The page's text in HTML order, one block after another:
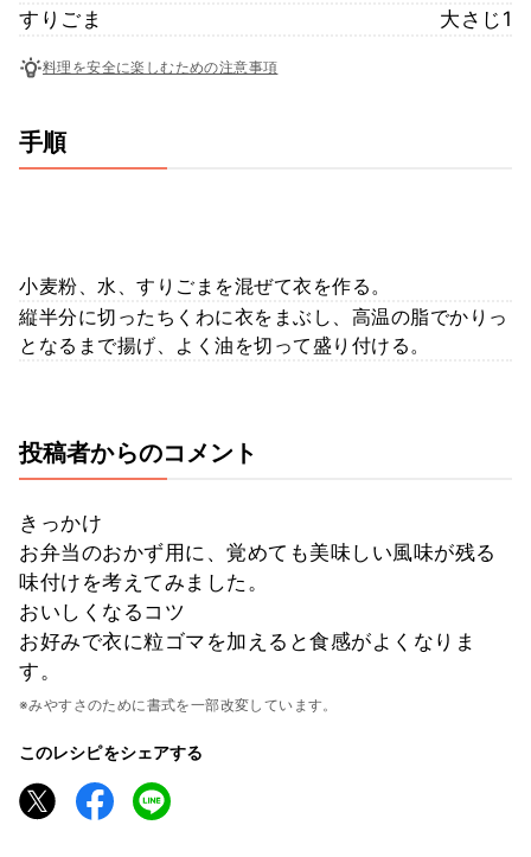
すりごま
大さじ1
料理を安全に楽しむための注意事項
手順
小麦粉、水、すりごまを混ぜて衣を作る。
縦半分に切ったちくわに衣をまぶし、高温の脂でかりっ
となるまで揚げ、よく油を切って盛り付ける。
投稿者からのコメント
きっかけ
お弁当のおかず用に、覚めても美味しい風味が残る
味付けを考えてみました。
おいしくなるコツ
お好みで衣に粒ゴマを加えると食感がよくなりま
す。
※みやすさのために書式を一部改変しています。
このレシピをシェアする